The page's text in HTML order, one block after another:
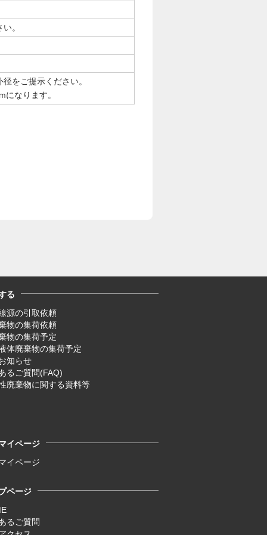
。
をご提示ください。
なります。
る
源の引取依頼
物の集荷依頼
物の集荷予定
体廃棄物の集荷予定
知らせ
るご質問(FAQ)
廃棄物に関する資料等
イページ
イページ
ページ
るご質問